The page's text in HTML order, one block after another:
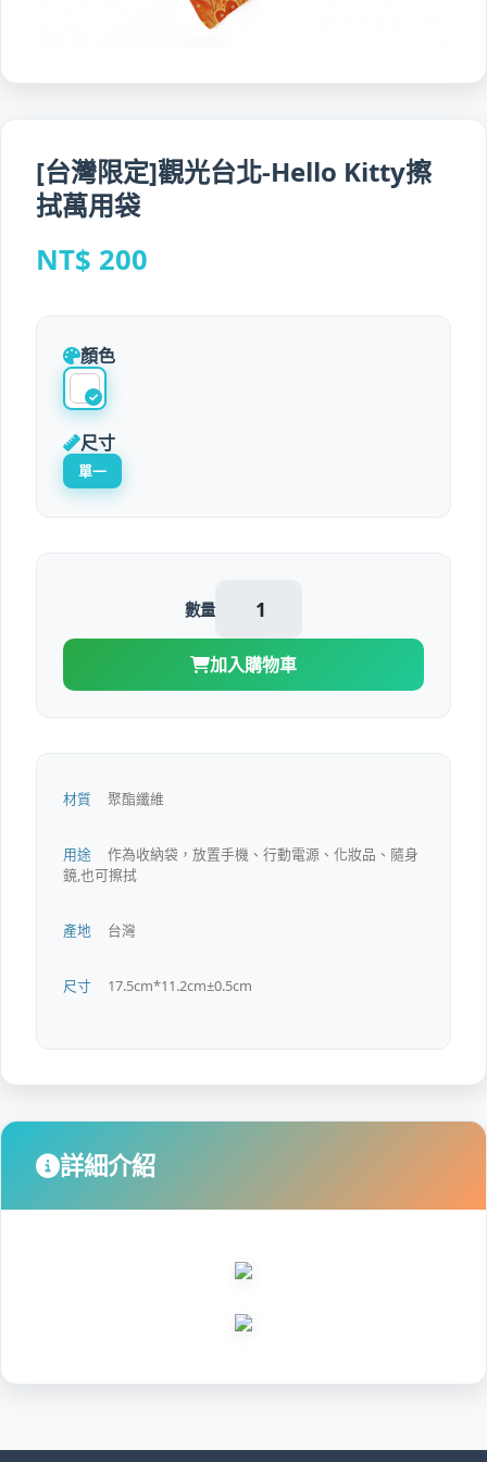
[台灣限定]觀光台北-Hello Kitty擦
拭萬用袋
NT$ 200
顏色
尺寸
單一
數量
加入購物車
材質 聚酯纖維
用途 作為收納袋，放置手機、行動電源、化妝品、隨身
鏡,也可擦拭
產地 台灣
尺寸 17.5cm*11.2cm±0.5cm
詳細介紹